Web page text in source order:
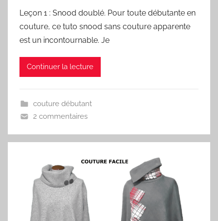
Leçon 1 : Snood doublé. Pour toute débutante en
couture, ce tuto snood sans couture apparente
est un incontournable. Je
Continuer la lecture
couture débutant
2 commentaires